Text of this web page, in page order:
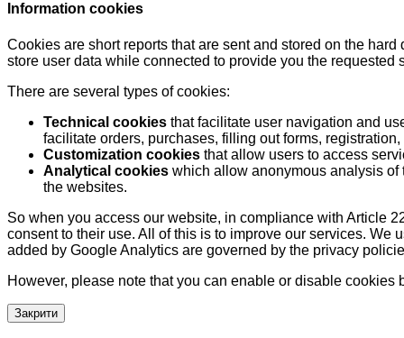
Information cookies
Cookies are short reports that are sent and stored on the
store user data while connected to provide you the
There are several types of cookies:
Technical cookies that facilitate user navigation and
facilitate orders, purchases, filling out forms,
Customization cookies that allow users to access
Analytical cookies which allow anonymous analysis
the websites.
So when you access our website, in compliance with Article
consent to their use. All of this is to improve our services.
added by Google Analytics are governed by the privacy
However, please note that you can enable or disable cookies
Закрити